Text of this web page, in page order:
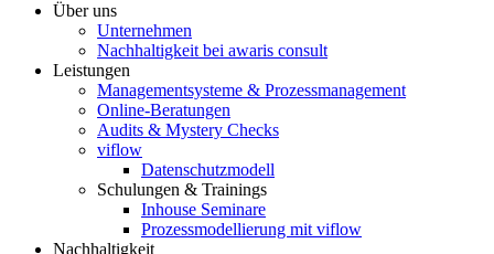
Über uns
Unternehmen
Nachhaltigkeit bei awaris consult
Leistungen
Management­systeme & Prozess­management
Online-Beratungen
Audits & Mystery Checks
viflow
Datenschutzmodell
Schulungen & Trainings
Inhouse Seminare
Prozessmodellierung mit viflow
Nachhaltigkeit